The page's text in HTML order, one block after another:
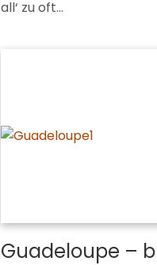
all‘ zu oft…
Guadeloupe –